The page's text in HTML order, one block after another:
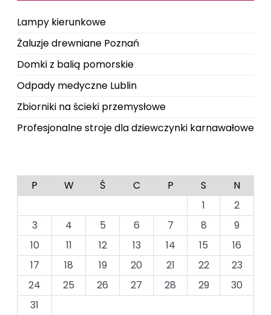
Lampy kierunkowe
Żaluzje drewniane Poznań
Domki z balią pomorskie
Odpady medyczne Lublin
Zbiorniki na ścieki przemysłowe
Profesjonalne stroje dla dziewczynki karnawałowe
P W Ś C P S
N
1
2
3
4 5 6 7 8
9
10
11 12 13 14 15
16
17
18 19 20 21 22
23
24
25 26 27 28 29
30
31